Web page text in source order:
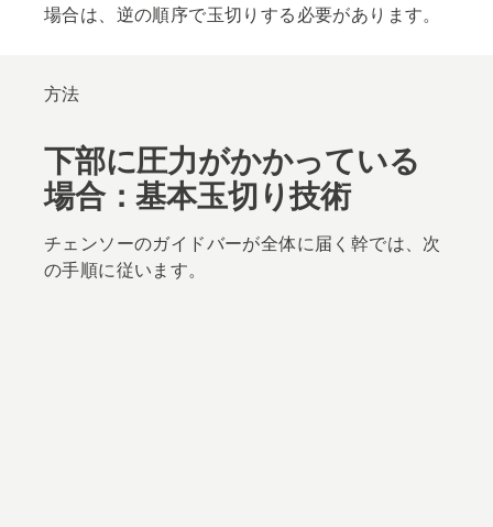
場合は、逆の順序で玉切りする必要があります。
方法
下部に圧力がかかっている
場合：基本玉切り技術
チェンソーのガイドバーが全体に届く幹では、次
の手順に従います。